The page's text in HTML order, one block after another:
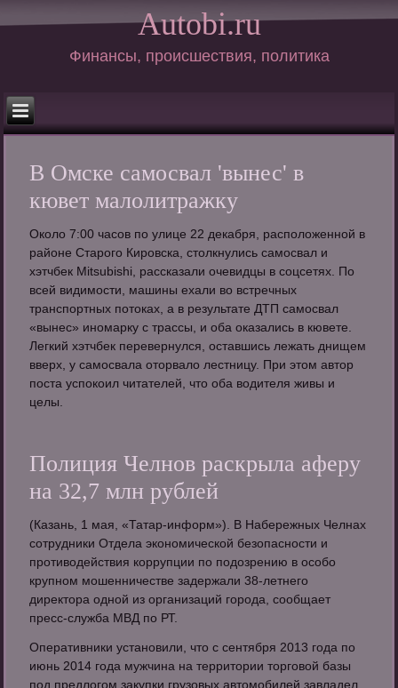
Autobi.ru
Финансы, происшествия, политика
В Омске самосвал 'вынес' в
кювет малолитражку
Около 7:00 часов по улице 22 декабря, расположенной в
районе Старого Кировска, столкнулись самосвал и
хэтчбек Mitsubishi, рассказали очевидцы в соцсетях. По
всей видимости, машины ехали во встречных
транспортных потоках, а в результате ДТП самосвал
«вынес» иномарку с трассы, и оба оказались в кювете.
Легкий хэтчбек перевернулся, оставшись лежать днищем
вверх, у самосвала оторвало лестницу. При этом автор
поста успокоил читателей, что оба водителя живы и
целы.
Полиция Челнов раскрыла аферу
на 32,7 млн рублей
(Казань, 1 мая, «Татар-информ»). В Набережных Челнах
сотрудники Отдела экономической безопасности и
противодействия коррупции по подозрению в особо
крупном мошенничестве задержали 38-летнего
директора одной из организаций города, сообщает
пресс-служба МВД по РТ.
Оперативники установили, что с сентября 2013 года по
июнь 2014 года мужчина на территории торговой базы
под предлогом закупки грузовых автомобилей завладел